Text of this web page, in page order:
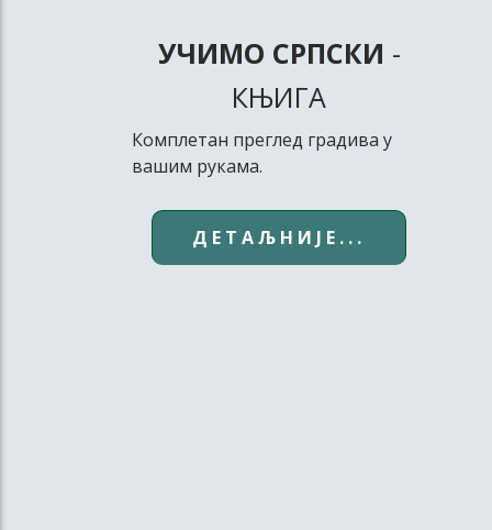
УЧИМО СРПСКИ -
КЊИГА
Комплетан преглед градива у
вашим рукама.
ДЕТАЉНИЈЕ...